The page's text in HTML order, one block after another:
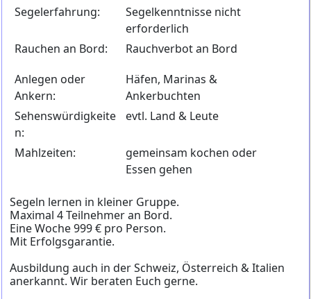
Segelerfahrung:
Segelkenntnisse nicht
erforderlich
Rauchen an Bord:
Rauchverbot an Bord
Anlegen oder
Ankern:
Häfen, Marinas &
Ankerbuchten
Sehenswürdigkeite
n:
evtl. Land & Leute
Mahlzeiten:
gemeinsam kochen oder
Essen gehen
Segeln lernen in kleiner Gruppe.
Maximal 4 Teilnehmer an Bord.
Eine Woche 999 € pro Person.
Mit Erfolgsgarantie.
Ausbildung auch in der Schweiz, Österreich & Italien
anerkannt. Wir beraten Euch gerne.